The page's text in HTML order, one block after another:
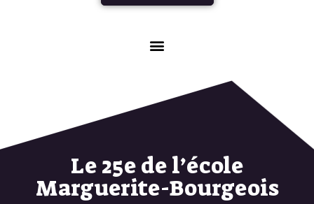
Le 25e de l’école
Marguerite-Bourgeois